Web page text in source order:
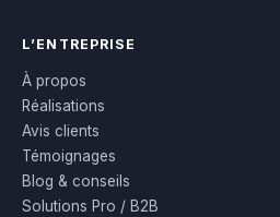
L’ENTREPRISE
À propos
Réalisations
Avis clients
Témoignages
Blog & conseils
Solutions Pro / B2B